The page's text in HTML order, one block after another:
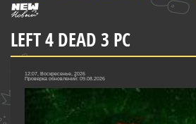
LEFT 4 DEAD 3 PC
12:07, Воскресенье, 2026
Проверка обновлений: 09.08.2026